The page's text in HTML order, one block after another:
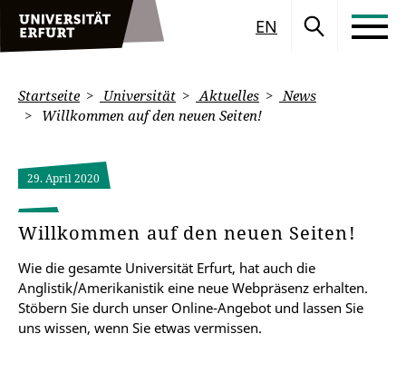
EN
Startseite Universität Aktuelles
News
Willkommen auf den neuen Seiten!
29. April 2020
Willkommen auf den neuen Seiten!
Wie die gesamte Universität Erfurt, hat auch die
Anglistik/Amerikanistik eine neue Webpräsenz erhalten.
Stöbern Sie durch unser Online-Angebot und lassen Sie
uns wissen, wenn Sie etwas vermissen.